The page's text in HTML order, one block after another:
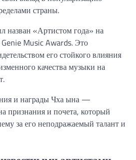
страны.
назван «Артистом года» на
Music Awards. Это
его стойкого влияния
качества музыки на
и награды Чха ына —
признания и почета, который
за его неподражаемый талант и